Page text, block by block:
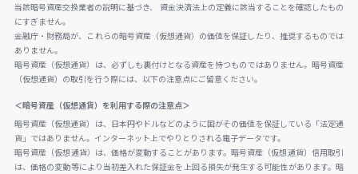
当該暗号資産交換業者の説明に基づき、 資金決済法上の定義に該当することを確認したもの
にすぎません。
金融庁・財務局が、これらの暗号資産（仮想通貨）の価値を保証したり、推奨するものでは
ありません。
暗号資産（仮想通貨）は、必ずしも裏付けとなる資産を持つものではありません。暗号資産
（仮想通貨）の取引を行う際には、以下の注意点にご留意ください。
＜暗号資産（仮想通貨）を利用する際の注意点＞
暗号資産（仮想通貨）は、日本円やドルなどのように国がその価値を保証している「法定通
貨」ではありません。インターネット上でやりとりされる電子データです。
暗号資産（仮想通貨）は、価格が変動することがあります。暗号資産（仮想通貨）信用取引
は、価格の変動等により当初差入れた保証金を上回る損失が発生する可能性があります。暗